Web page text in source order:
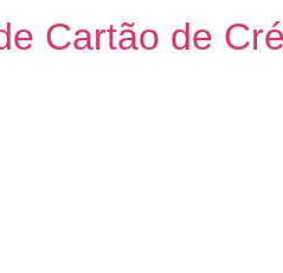
Cartão de